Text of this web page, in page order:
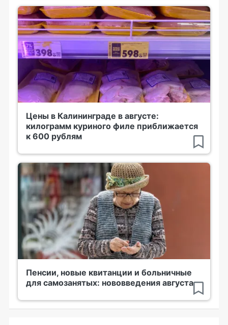
Цены в Калининграде в августе:
килограмм куриного филе приближается
к 600 рублям
Пенсии, новые квитанции и больничные
для самозанятых: нововведения августа